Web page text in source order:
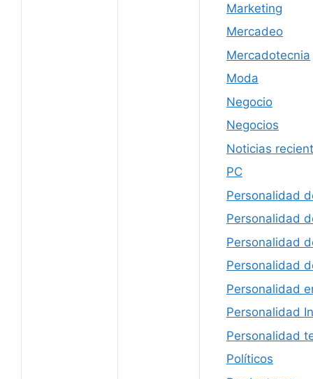
Marketing
Mercadeo
Mercadotecnia
Moda
Negocio
Negocios
Noticias
PC
Personalidad
Personalidad
Personalidad
Personalidad
Personalidad
Personalidad
Personalidad
Políticos